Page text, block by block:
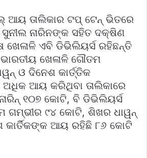
ତାଲିକାର ଟପ୍ ଟେନ୍ ଭିତରେ
ସୁନୀଲ ନାରିନଙ୍କ ସହିତ ଦକ୍ଷିଣ
ଖେଳାଳି ଏବି ଡିଭିଲିୟର୍ସ ରହିଛନ୍ତି
ଖେଳାଳି ଗୌତମ
ଓ ଦିନେଶ କାର୍ତ୍ତିକ
ଆୟ କରିଥିବା ତାଲିକାରେ
୧୦୭ କୋଟି, ବି ଡିଭିଲିୟର୍ସ
ଗମ୍ଭୀର ୯୪ କୋଟି, ଶିଖର ଧାୱନ୍
କାର୍ତିକଙ୍କ ଆୟ ରହିଛି ୮୬ କୋଟି